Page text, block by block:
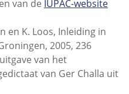
van de IUPAC-website
en K. Loos, Inleiding in
2005, 236
van het
van Ger Challa uit